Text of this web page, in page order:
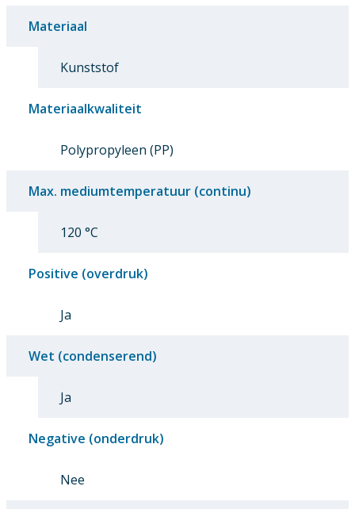
Materiaal
Kunststof
Materiaalkwaliteit
Polypropyleen (PP)
Max. mediumtemperatuur (continu)
120 °C
Positive (overdruk)
Ja
Wet (condenserend)
Ja
Negative (onderdruk)
Nee